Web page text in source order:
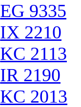
EG 9335
IX 2210
KC 2113
IR 2190
KC 2013